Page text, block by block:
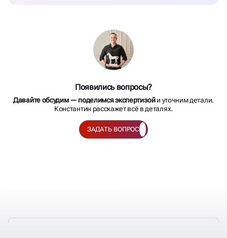
Появились вопросы?
Давайте обсудим — поделимся экспертизойи уточним детали.
Константин расскажет всё в деталях.
ЗАДАТЬ ВОПРОС